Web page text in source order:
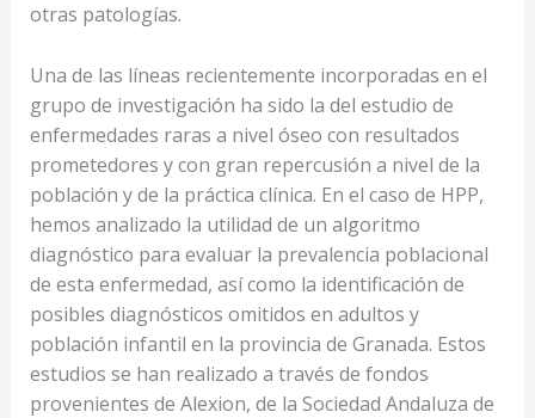
otras patologías.
Una de las líneas recientemente incorporadas en el
grupo de investigación ha sido la del estudio de
enfermedades raras a nivel óseo con resultados
prometedores y con gran repercusión a nivel de la
población y de la práctica clínica. En el caso de HPP,
hemos analizado la utilidad de un algoritmo
diagnóstico para evaluar la prevalencia poblacional
de esta enfermedad, así como la identificación de
posibles diagnósticos omitidos en adultos y
población infantil en la provincia de Granada. Estos
estudios se han realizado a través de fondos
provenientes de Alexion, de la Sociedad Andaluza de